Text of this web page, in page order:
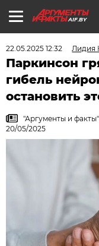
AIF.BY
22.05.2025 12:32 Лидия
Паркинсон
гибель
остановить
"Аргументы и
20/05/2025